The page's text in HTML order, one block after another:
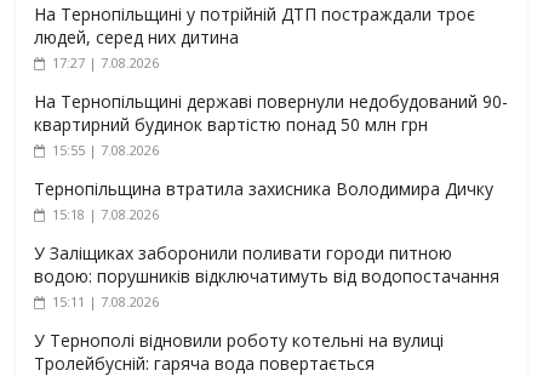
На Тернопільщині у потрійній ДТП постраждали троє
людей, серед них дитина
17:27 | 7.08.2026
На Тернопільщині державі повернули недобудований 90-
квартирний будинок вартістю понад 50 млн грн
15:55 | 7.08.2026
Тернопільщина втратила захисника Володимира Дичку
15:18 | 7.08.2026
У Заліщиках заборонили поливати городи питною
водою: порушників відключатимуть від водопостачання
15:11 | 7.08.2026
У Тернополі відновили роботу котельні на вулиці
Тролейбусній: гаряча вода повертається